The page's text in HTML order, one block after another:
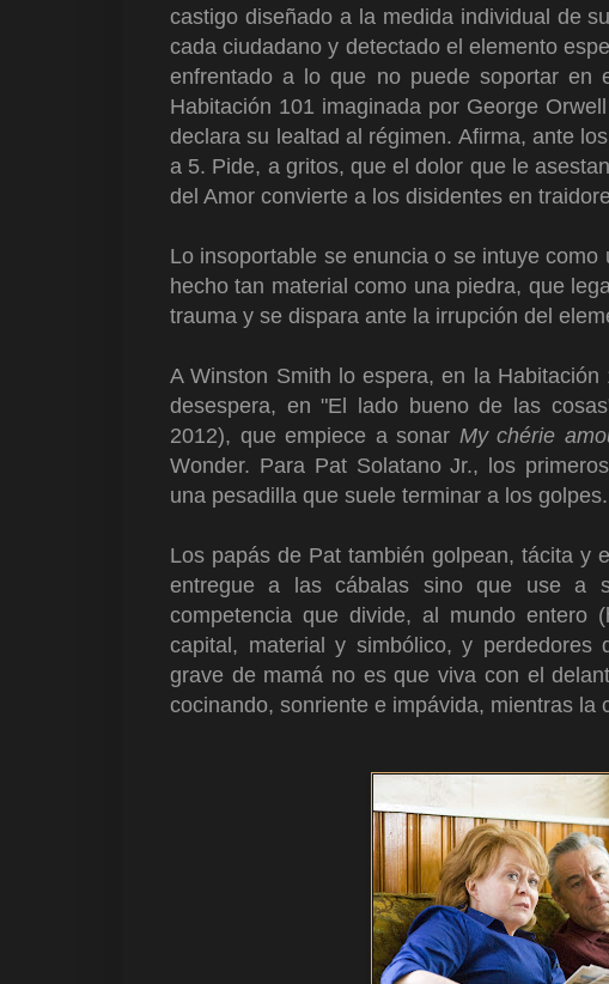
castigo diseñado a la medida individual de
cada ciudadano y detectado el elemento
enfrentado a lo que no puede soportar en
Habitación 101 imaginada por George
declara su lealtad al régimen. Afirma, ante
a 5. Pide, a gritos, que el dolor que le
del Amor convierte a los disidentes en
Lo insoportable se enuncia o se intuye
hecho tan material como una piedra, que
trauma y se dispara ante la irrupción del
A Winston Smith lo espera, en la
desespera, en "El lado bueno de las
2012), que empiece a sonar My chérie
Wonder. Para Pat Solatano Jr., los
una pesadilla que suele terminar a los golpes.
Los papás de Pat también golpean, tácita y
entregue a las cábalas sino que use a
competencia que divide, al mundo entero
capital, material y simbólico, y
grave de mamá no es que viva con el
cocinando, sonriente e impávida, mientras